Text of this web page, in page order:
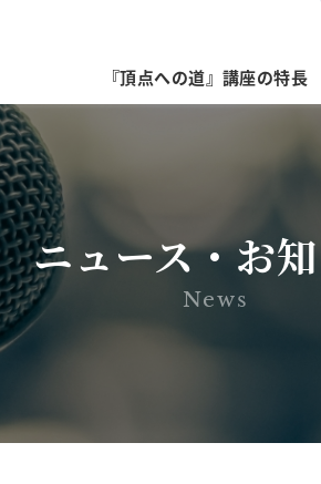
『頂点への道』講座の特長
ニュース・お
News